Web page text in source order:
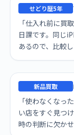
せどり歴5年
「仕入れ前に買
日課です。同じ
あるので、比較
新品買取
「使わなくなっ
い店をすぐ見つ
時の判断に欠かせ